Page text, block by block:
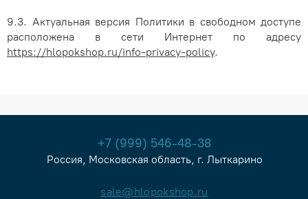
9.3. Актуальная версия Политики в свободном доступе
расположена в сети Интернет по адресу
https://hlopokshop.ru/info-privacy-policy.
+7 (999) 546-48-38
Россия, Московская область, г. Лыткарино
sale@hlopokshop.ru